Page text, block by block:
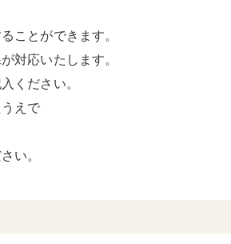
境
請手続き
ことができます。
対応いたします。
ください。
えで
い。